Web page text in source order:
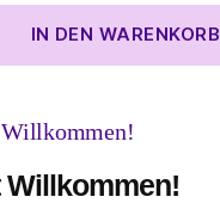
IN DEN WARENKORB
Willkommen!